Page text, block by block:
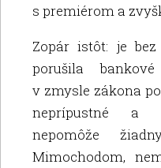
s premiérom a
Zopár istôt: je
porušila
v zmysle zákona
neprípustné a
nepomôže
Mimochodom,